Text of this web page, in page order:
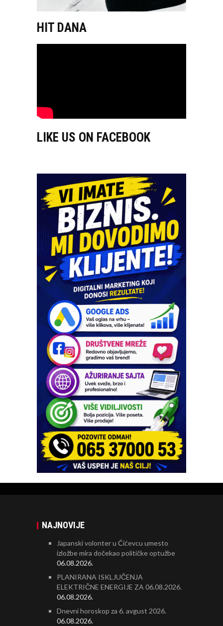
HIT DANA
LIKE US ON FACEBOOK
NAJNOVIJE
Japanski volonter u Ćićevcu umesto
izložbe mira dočekao političke optužbe
06.08.2026.
PLANIRANA ISKLJUČENJA
ELEKTRIČNE ENERGIJE ZA 06.08.2026.
06.08.2026.
Dnevni horoskop za 6. avgust 2026.
06.08.2026.